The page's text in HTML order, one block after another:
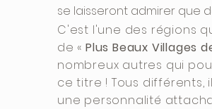
se laisseront admirer que
C'est l'une des régions
de « Plus Beaux Villages
nombreux autres qui
ce titre ! Tous différents,
une personnalité